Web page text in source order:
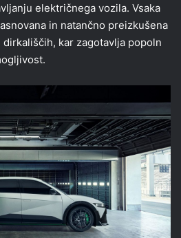
električnega vozila. Vsaka
in natančno preizkušena
kar zagotavlja popoln